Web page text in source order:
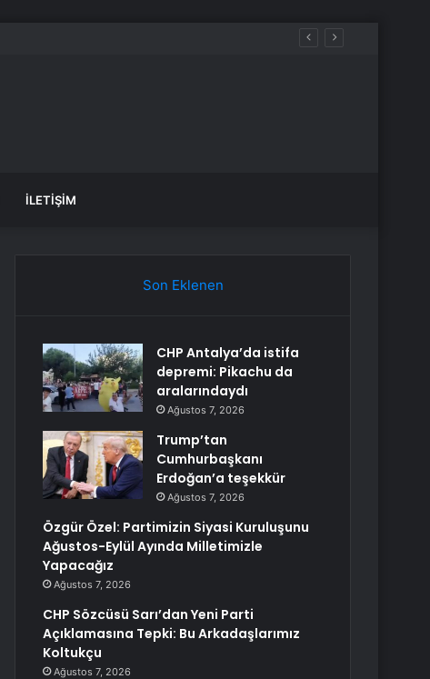
İLETIŞIM
Son Eklenen
CHP Antalya’da istifa
depremi: Pikachu da
aralarındaydı
Ağustos 7, 2026
Trump’tan
Cumhurbaşkanı
Erdoğan’a teşekkür
Ağustos 7, 2026
Özgür Özel: Partimizin Siyasi Kuruluşunu
Ağustos-Eylül Ayında Milletimizle
Yapacağız
Ağustos 7, 2026
CHP Sözcüsü Sarı’dan Yeni Parti
Açıklamasına Tepki: Bu Arkadaşlarımız
Koltukçu
Ağustos 7, 2026